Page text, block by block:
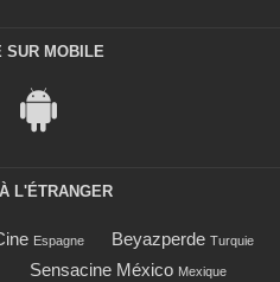
SUR MOBILE
L'ÉTRANGER
Espagne Beyazperde Turquie
Sensacine México Mexique